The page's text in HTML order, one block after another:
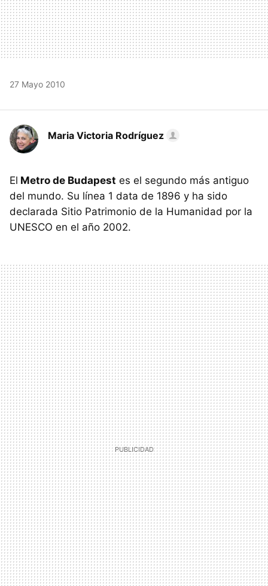
27 Mayo 2010
Maria Victoria Rodríguez
El Metro de Budapest es el segundo más antiguo
del mundo. Su línea 1 data de 1896 y ha sido
declarada Sitio Patrimonio de la Humanidad por la
UNESCO en el año 2002.